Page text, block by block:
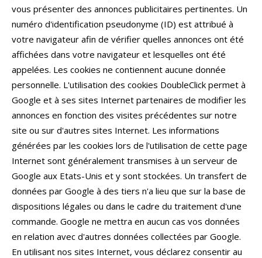
vous présenter des annonces publicitaires pertinentes. Un
numéro d'identification pseudonyme (ID) est attribué à
votre navigateur afin de vérifier quelles annonces ont été
affichées dans votre navigateur et lesquelles ont été
appelées. Les cookies ne contiennent aucune donnée
personnelle. L'utilisation des cookies DoubleClick permet à
Google et à ses sites Internet partenaires de modifier les
annonces en fonction des visites précédentes sur notre
site ou sur d'autres sites Internet. Les informations
générées par les cookies lors de l'utilisation de cette page
Internet sont généralement transmises à un serveur de
Google aux Etats-Unis et y sont stockées. Un transfert de
données par Google à des tiers n'a lieu que sur la base de
dispositions légales ou dans le cadre du traitement d'une
commande. Google ne mettra en aucun cas vos données
en relation avec d'autres données collectées par Google.
En utilisant nos sites Internet, vous déclarez consentir au